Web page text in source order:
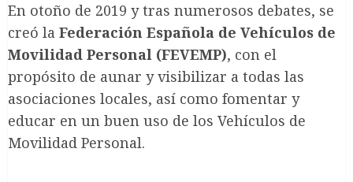
En otoño de 2019 y tras numerosos debates, se
creó la Federación Española de Vehículos de
Movilidad Personal (FEVEMP), con el
propósito de aunar y visibilizar a todas las
asociaciones locales, así como fomentar y
educar en un buen uso de los Vehículos de
Movilidad Personal.